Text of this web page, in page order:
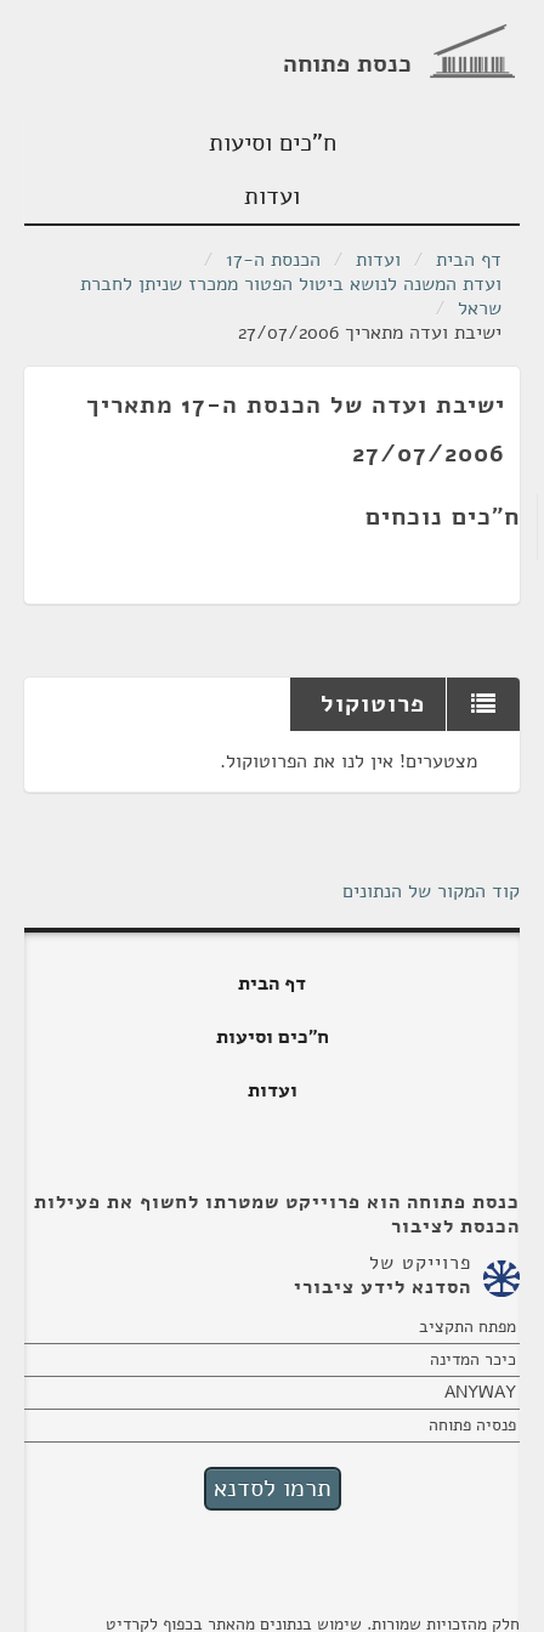
כנסת פתוחה
ח"כים וסיעות
ועדות
דף הבית / ועדות / הכנסת ה-17
/
ועדת המשנה לנושא ביטול הפטור ממכרז שניתן לחברת
שראל /
ישיבת ועדה מתאריך 27/07/2006
ישיבת ועדה של הכנסת ה-17 מתאריך
27/07/2006
ח"כים נוכחים
פרוטוקול
מצטערים! אין לנו את הפרוטוקול.
קוד המקור של הנתונים
דף הבית
ח"כים וסיעות
ועדות
כנסת פתוחה הוא פרוייקט שמטרתו לחשוף את פעילות
הכנסת לציבור
פרוייקט של
הסדנא לידע ציבורי
מפתח התקציב
כיכר המדינה
ANYWAY
פנסיה פתוחה
חלק מהזכויות שמורות. שימוש בנתונים מהאתר בכפוף לקרדיט